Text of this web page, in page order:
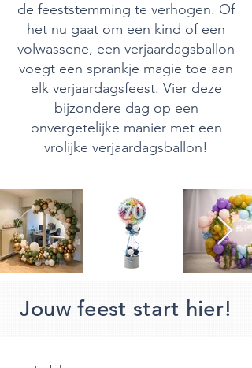
de feeststemming te verhogen. Of
het nu gaat om een kind of een
volwassene, een verjaardagsballon
voegt een sprankje magie toe aan
elk verjaardagsfeest. Vier deze
bijzondere dag op een
onvergetelijke manier met een
vrolijke verjaardagsballon!
Jouw feest start hier!